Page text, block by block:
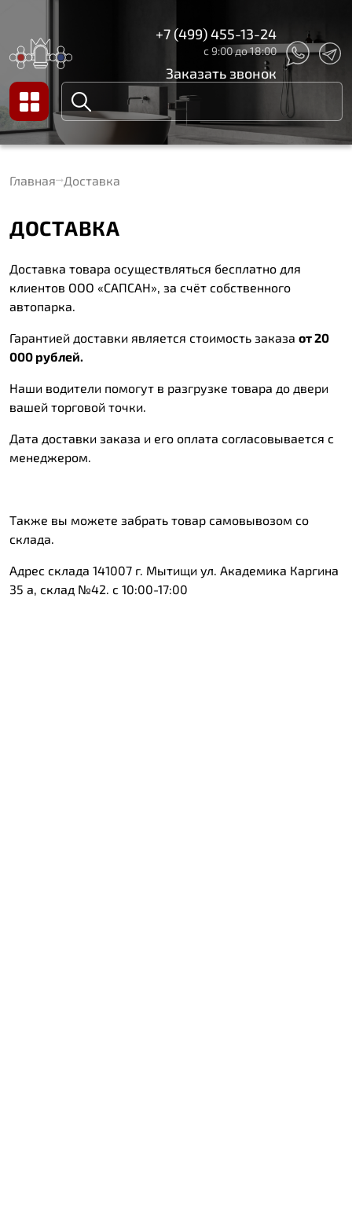
+7 (499) 455-13-24
с 9:00 до 18:00
Заказать звонок
Главная Доставка
ДОСТАВКА
Доставка товара осуществляться бесплатно для
клиентов ООО «САПСАН», за счёт собственного
автопарка.
Гарантией доставки является стоимость заказа от 20
000 рублей.
Наши водители помогут в разгрузке товара до двери
вашей торговой точки.
Дата доставки заказа и его оплата согласовывается с
менеджером.
Также вы можете забрать товар самовывозом со
склада.
Адрес склада 141007 г. Мытищи ул. Академика Каргина
35 а, склад №42. с 10:00-17:00